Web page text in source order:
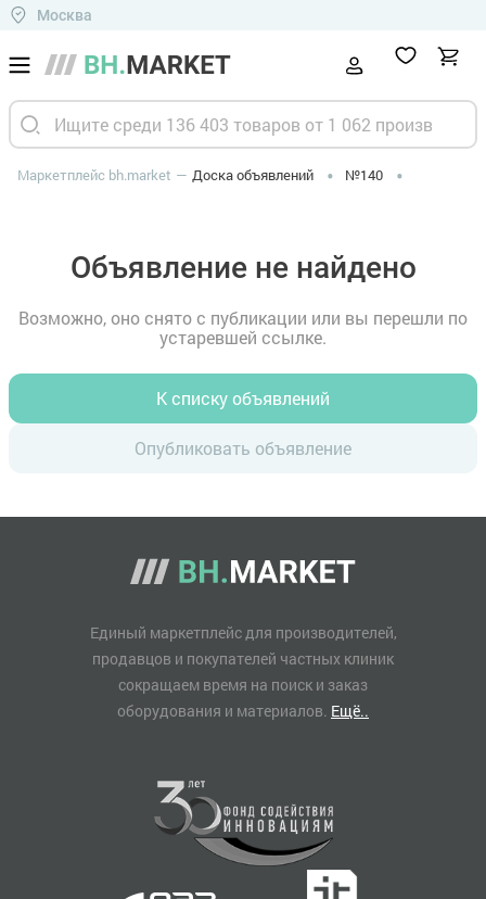
Москва
Маркетплейс bh.market Доска объявлений №140
Объявление не найдено
Возможно, оно снято с публикации или вы перешли по
устаревшей ссылке.
К списку объявлений
Опубликовать объявление
Единый маркетплейс для производителей,
продавцов и покупателей частных клиник
сокращаем время на поиск и заказ
оборудования и материалов. Ещё..